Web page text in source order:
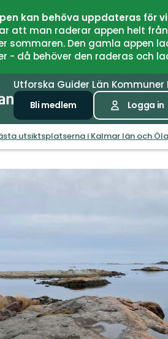
kan behöva uppdateras för
att man raderar appen helt
sommaren. Den gamla
- då behöver den raderas och
Utforska Guider Län Kommuner
Bli medlem Logga in
utsiktsplatserna i Kalmar län och